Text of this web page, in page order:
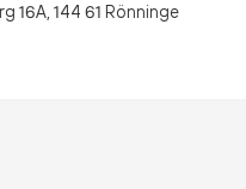
16A, 144 61 Rönninge